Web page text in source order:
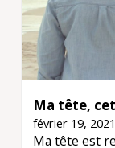
Ma tête,
février 19, 2021
Ma tête est